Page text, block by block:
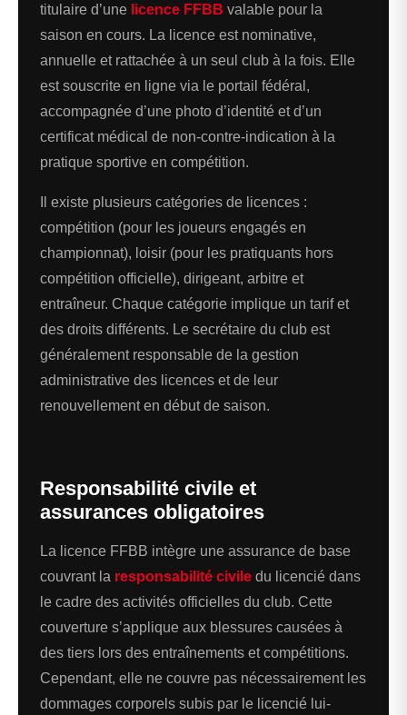
titulaire d’une licence FFBB valable pour la
saison en cours. La licence est nominative,
annuelle et rattachée à un seul club à la fois. Elle
est souscrite en ligne via le portail fédéral,
accompagnée d’une photo d’identité et d’un
certificat médical de non-contre-indication à la
pratique sportive en compétition.
Il existe plusieurs catégories de licences :
compétition (pour les joueurs engagés en
championnat), loisir (pour les pratiquants hors
compétition officielle), dirigeant, arbitre et
entraîneur. Chaque catégorie implique un tarif et
des droits différents. Le secrétaire du club est
généralement responsable de la gestion
administrative des licences et de leur
renouvellement en début de saison.
Responsabilité civile et
assurances obligatoires
La licence FFBB intègre une assurance de base
couvrant la responsabilité civile du licencié dans
le cadre des activités officielles du club. Cette
couverture s’applique aux blessures causées à
des tiers lors des entraînements et compétitions.
Cependant, elle ne couvre pas nécessairement les
dommages corporels subis par le licencié lui-